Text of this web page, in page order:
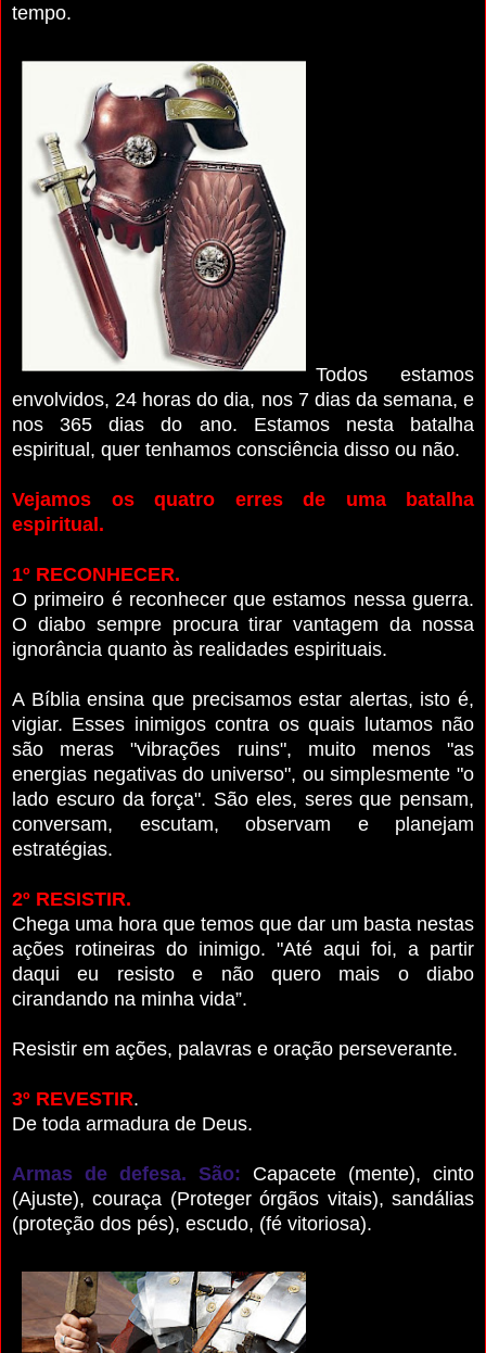
tempo.
Todos estamos
envolvidos, 24 horas do dia, nos 7 dias da semana, e
nos 365 dias do ano. Estamos nesta batalha
espiritual, quer tenhamos consciência disso ou não.
Vejamos os quatro erres de uma batalha
espiritual.
1º RECONHECER.
O primeiro é reconhecer que estamos nessa guerra.
O diabo sempre procura tirar vantagem da nossa
ignorância quanto às realidades espirituais.
A Bíblia ensina que precisamos estar alertas, isto é,
vigiar. Esses inimigos contra os quais lutamos não
são meras "vibrações ruins", muito menos "as
energias negativas do universo", ou simplesmente "o
lado escuro da força". São eles, seres que pensam,
conversam, escutam, observam e planejam
estratégias.
2º RESISTIR.
Chega uma hora que temos que dar um basta nestas
ações rotineiras do inimigo. "Até aqui foi, a partir
daqui eu resisto e não quero mais o diabo
cirandando na minha vida”.
Resistir em ações, palavras e oração perseverante.
3º REVESTIR.
De toda armadura de Deus.
Armas de defesa. São: Capacete (mente), cinto
(Ajuste), couraça (Proteger órgãos vitais), sandálias
(proteção dos pés), escudo, (fé vitoriosa).